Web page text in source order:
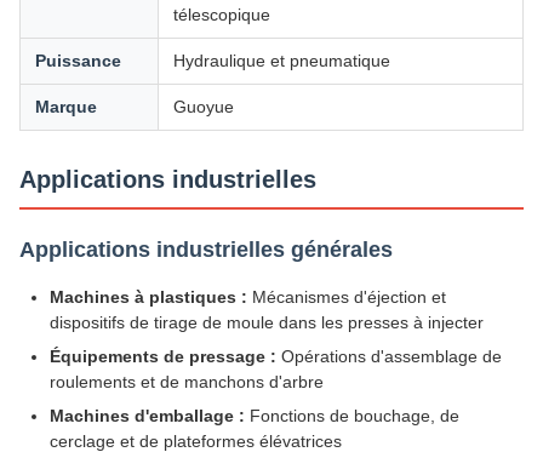
télescopique
Puissance Hydraulique et pneumatique
Marque Guoyue
Applications industrielles
Applications industrielles générales
Machines à plastiques : Mécanismes d'éjection et
dispositifs de tirage de moule dans les presses à injecter
Équipements de pressage : Opérations d'assemblage de
roulements et de manchons d'arbre
Machines d'emballage : Fonctions de bouchage, de
cerclage et de plateformes élévatrices